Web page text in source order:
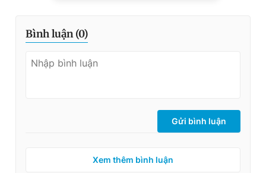
Bình luận (0)
Gửi bình luận
Xem thêm bình luận